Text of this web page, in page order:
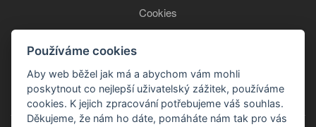
Cookies
+420 777 850 465
Používáme cookies
Aby web běžel jak má a abychom vám mohli
poskytnout co nejlepší uživatelský zážitek, používáme
cookies. K jejich zpracování potřebujeme váš souhlas.
Děkujeme, že nám ho dáte, pomáháte nám tak pro vás